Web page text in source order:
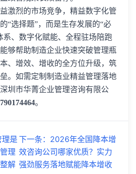
激烈的市场竞争，精益数字化管
“选择题”，而是生存发展的“必
系、数字化赋能、全程驻场陪跑
够帮助制造企业快速突破管理瓶
、增效、增收的全方位升级，筑
。如需定制制造业精益管理落地
圳市华菁企业管理咨询有限公
。
理是
理
解
下一条 ： 2026年全国降本增
效咨询公司哪家优质？实力
强劲服务落地赋能降本增收